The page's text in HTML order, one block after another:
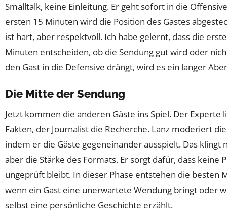
Smalltalk, keine Einleitung. Er geht sofort in die
ersten 15 Minuten wird die Position des Gastes
ist hart, aber respektvoll. Ich habe gelernt, dass die
Minuten entscheiden, ob die Sendung gut wird oder
den Gast in die Defensive drängt, wird es ein langer
Die Mitte der Sendung
Jetzt kommen die anderen Gäste ins Spiel. Der Experte
Fakten, der Journalist die Recherche. Lanz moderiert
indem er die Gäste gegeneinander ausspielt. Das klingt
aber die Stärke des Formats. Er sorgt dafür, dass keine
ungeprüft bleibt. In dieser Phase entstehen die besten
wenn ein Gast eine unerwartete Wendung bringt oder
selbst eine persönliche Geschichte erzählt.